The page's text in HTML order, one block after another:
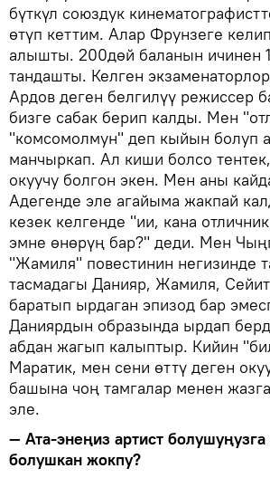
бүткүл союздук
өтүп кеттим. Алар Фрунзеге
алышты. 200дөй баланын ичинен
тандашты. Келген
Ардов деген белгилүү режиссер
бизге сабак берип калды. Мен
"комсомолмун" деп кыйын болуп
манчыркап. Ал киши болсо
окуучу болгон экен. Мен аны
Адегенде эле агайыма жакпай
кезек келгенде "ии, кана
эмне өнөрүң бар?" деди. Мен
"Жамиля" повестинин негизинде
тасмадагы Данияр, Жамиля,
баратып ырдаган эпизод бар
Даниярдын образында ырдап
абдан жагып калыптыр. Кийин
Маратик, мен сени өттү деген
башына чоң тамгалар менен
эле.
— Ата-энеңиз артист
болушкан жокпу?